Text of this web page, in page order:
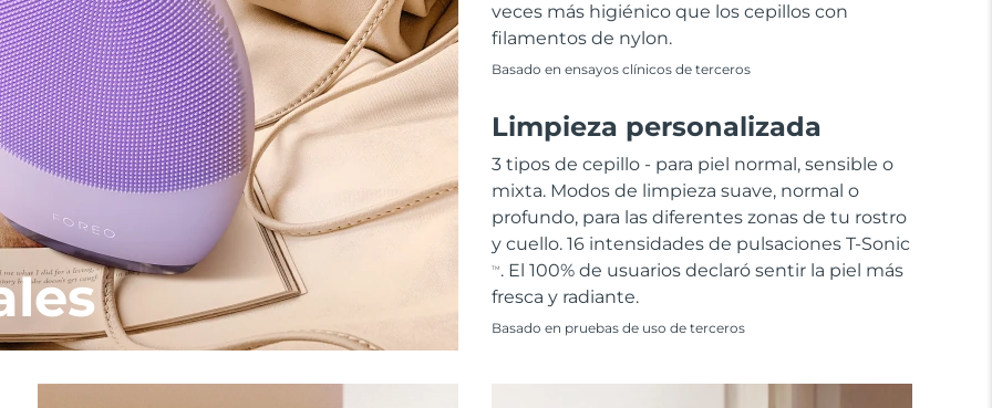
veces más higiénico que los cepillos con
filamentos de nylon.
Basado en ensayos clínicos de terceros
Limpieza personalizada
3 tipos de cepillo - para piel normal, sensible o
mixta. Modos de limpieza suave, normal o
profundo, para las diferentes zonas de tu rostro
y cuello. 16 intensidades de pulsaciones T-Sonic
TM . El 100% de usuarios declaró sentir la piel más
fresca y radiante.
Basado en pruebas de uso de terceros